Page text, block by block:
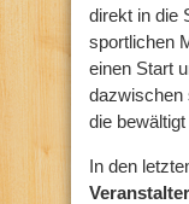
direkt in die
sportlichen
einen Start
dazwischen
die
In den
Veranstalter